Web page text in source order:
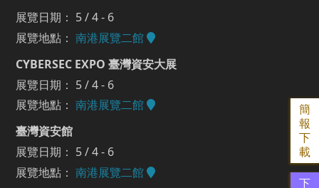
下
簡
報
下
載
展覽日期： 5 / 4 - 6
展覽地點： 南港展覽二館
CYBERSEC EXPO 臺灣資安大展
展覽日期： 5 / 4 - 6
展覽地點： 南港展覽二館
臺灣資安館
展覽日期： 5 / 4 - 6
展覽地點： 南港展覽二館